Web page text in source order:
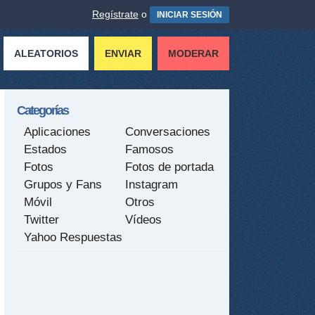
Regístrate o INICIAR SESIÓN
ALEATORIOS ENVIAR MODERAR
Categorías
Aplicaciones
Conversaciones
Estados
Famosos
Fotos
Fotos de portada
Grupos y Fans
Instagram
Móvil
Otros
Twitter
Vídeos
Yahoo Respuestas